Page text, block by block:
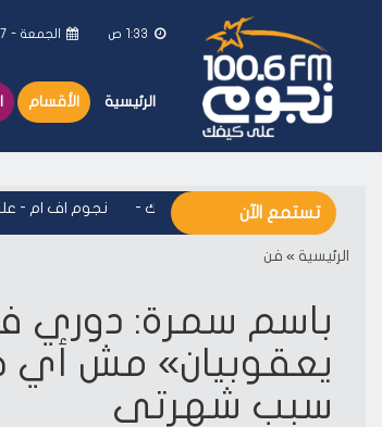
1:33 ص الجمعة - ٠٧ أغسطس ٢٠٢٦
الرئيسية الأقسام
تستمع الآن -نجوم اف ام - على كيفك نجوم اف ام - على
الرئيسية » فن
باسم سمرة: دوري
يعقوبيان» مش أي
سبب شهرتي